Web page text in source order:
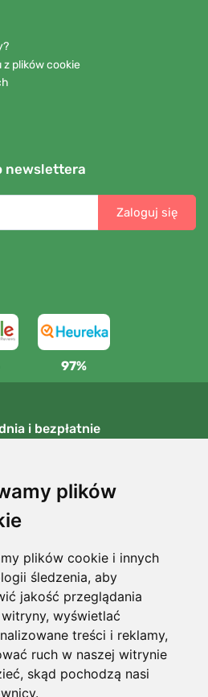
plików
plików cookie i innych
śledzenia, aby
jakość przeglądania
wyświetlać
treści i reklamy,
ruch w naszej witrynie
skąd pochodzą nasi
z plików cookie
newslettera
Zaloguj się
97%
i bezpłatnie
zamówień powyżej 250 PLN
i zwroty
swoje zamówienie w dowolnym
dni.
sadzimy drzewo! Czytaj więcej